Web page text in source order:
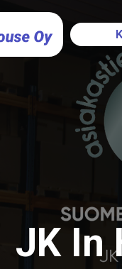
JK In